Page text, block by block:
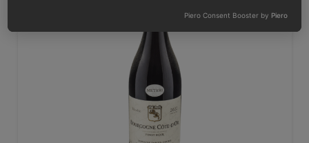
Piero Consent Booster by Piero